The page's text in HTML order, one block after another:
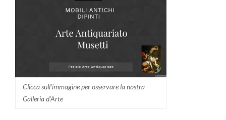
Clicca sull'immagine per osservare la nostra
Galleria d'Arte